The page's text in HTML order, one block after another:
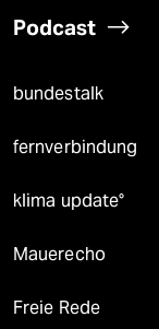
Podcast
bundestalk
fernverbindung
klima update°
Mauerecho
Freie Rede